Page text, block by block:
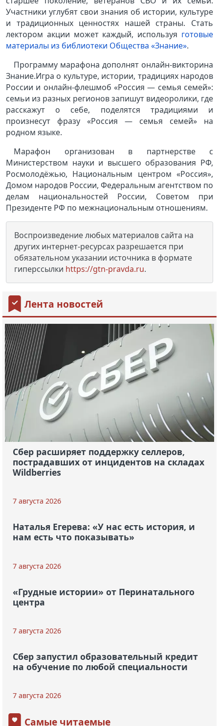
Участники углубят свои знания об истории, культуре
и традиционных ценностях нашей страны. Стать
лектором акции может каждый, используя готовые
материалы из библиотеки Общества «Знание».
Программу марафона дополнят онлайн-викторина
Знание.Игра о культуре, истории, традициях народов
России и онлайн-флешмоб «Россия — семья семей»:
семьи из разных регионов запишут видеоролики, где
расскажут о себе, поделятся традициями и
произнесут фразу «Россия — семья семей» на
родном языке.
Марафон организован в партнерстве с
Министерством науки и высшего образования РФ,
Росмолодёжью, Национальным центром «Россия»,
Домом народов России, Федеральным агентством по
делам национальностей России, Советом при
Президенте РФ по межнациональным отношениям.
Воспроизведение любых материалов сайта на
других интернет-ресурсах разрешается при
обязательном указании источника в формате
гиперссылки https://gtn-pravda.ru.
Лента новостей
Сбер расширяет поддержку селлеров,
пострадавших от инцидентов на складах
Wildberries
7 августа 2026
Наталья Егерева: «У нас есть история, и
нам есть что показывать»
7 августа 2026
«Грудные истории» от Перинатального
центра
7 августа 2026
Сбер запустил образовательный кредит
на обучение по любой специальности
7 августа 2026
Самые читаемые